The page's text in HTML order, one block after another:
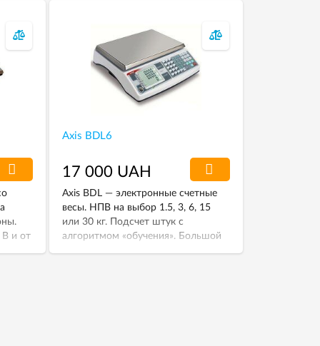
В и от
Axis BDL6
17 000 UAH
Axis BDL — электронные счетные
весы. НПВ на выбор 1.5, 3, 6, 15
или 30 кг. Подсчет штук с
алгоритмом «обучения». Большой